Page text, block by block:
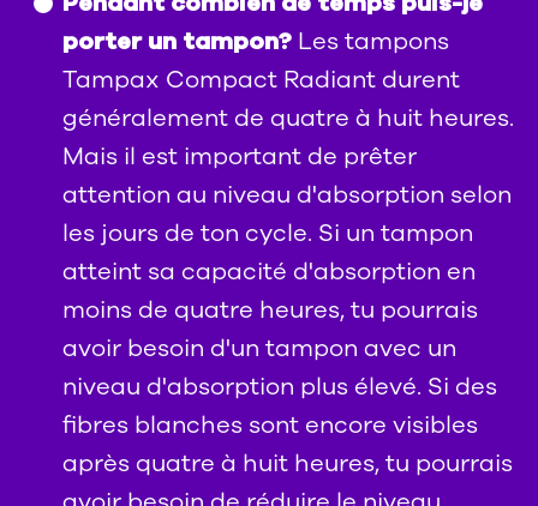
porter un tampon? Les tampons
Tampax Compact Radiant durent
généralement de quatre à huit heures.
Mais il est important de prêter
attention au niveau d'absorption selon
les jours de ton cycle. Si un tampon
atteint sa capacité d'absorption en
moins de quatre heures, tu pourrais
avoir besoin d'un tampon avec un
niveau d'absorption plus élevé. Si des
fibres blanches sont encore visibles
après quatre à huit heures, tu pourrais